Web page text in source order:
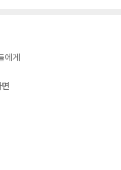
도치들에게』에 담겨 있다.
에게